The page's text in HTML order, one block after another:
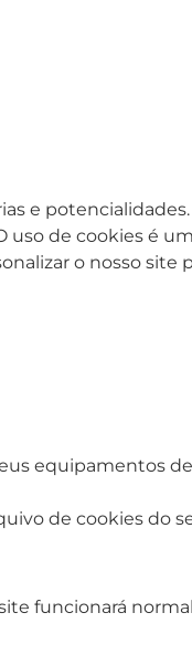
e
de cookies é
o nosso site
equipamentos
de cookies do
funcionará